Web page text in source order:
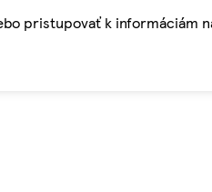
pristupovať k informáciám